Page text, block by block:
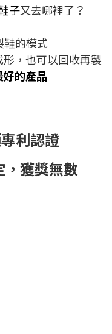
子又去哪裡了？
鞋的模式
，也可以回收再製
好的產品
利認證
獲獎無數